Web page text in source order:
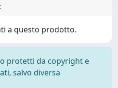
a questo prodotto.
protetti da copyright e
salvo diversa